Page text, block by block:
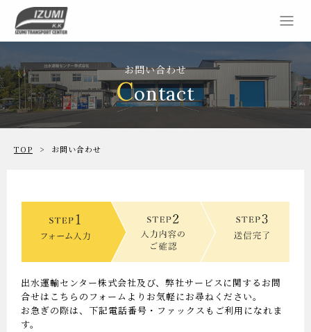
お問い合わせ
Contact
TOP お問い合わせ
出水運輸センター株式会社及び、弊社サービスに関するお問
合せはこちらのフォームよりお気軽にお尋ねください。
お急ぎの際は、下記電話番号・ファックスもご利用になれま
す。